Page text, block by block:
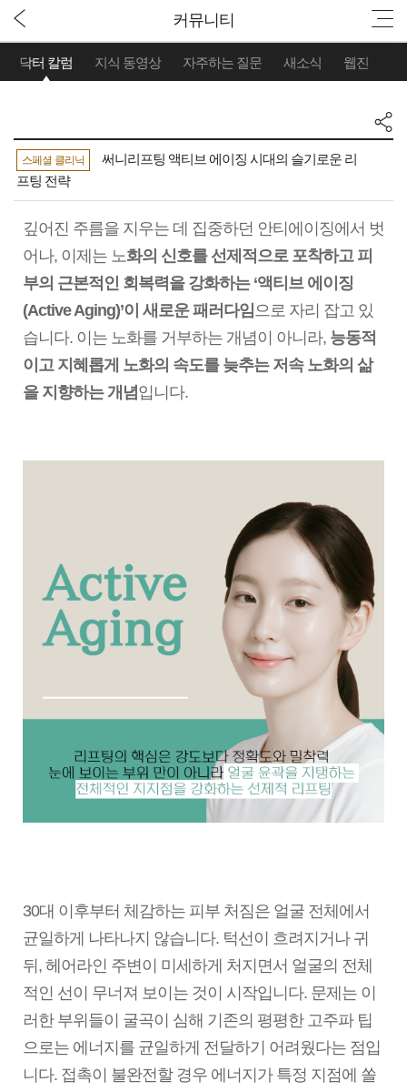
커뮤니티
닥터 칼럼 지식 동영상 자주하는 질문 새소식 웹진
스페셜 클리닉
써니리프팅 액티브 에이징 시대의 슬기로운 리
프팅 전략
깊어진 주름을 지우는 데 집중하던 안티에이징에서 벗
어나, 이제는 노화의 신호를 선제적으로 포착하고 피
부의 근본적인 회복력을 강화하는 ‘액티브 에이징
(Active Aging)’이 새로운 패러다임 으로 자리 잡고 있
습니다. 이는 노화를 거부하는 개념이 아니라, 능동적
이고 지혜롭게 노화의 속도를 늦추는 저속 노화의 삶
을 지향하는 개념 입니다.
30대 이후부터 체감하는 피부 처짐은 얼굴 전체에서
균일하게 나타나지 않습니다. 턱선이 흐려지거나 귀
뒤, 헤어라인 주변이 미세하게 처지면서 얼굴의 전체
적인 선이 무너져 보이는 것이 시작입니다. 문제는 이
러한 부위들이 굴곡이 심해 기존의 평평한 고주파 팁
으로는 에너지를 균일하게 전달하기 어려웠다는 점입
니다. 접촉이 불완전할 경우 에너지가 특정 지점에 쏠